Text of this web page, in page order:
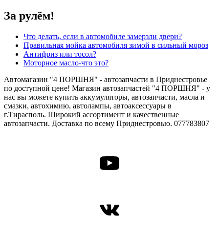
За рулём!
Что делать, если в автомобиле замерзли двери?
Правильная мойка автомобиля зимой в сильный мороз
Антифриз или тосол?
Моторное масло-что это?
Автомагазин "4 ПОРШНЯ" - автозапчасти в Приднестровье
по доступной цене! Магазин автозапчастей "4 ПОРШНЯ" - у
нас вы можете купить аккумуляторы, автозапчасти, масла и
смазки, автохимию, автолампы, автоаксессуары в
г.Тирасполь. Широкий ассортимент и качественные
автозапчасти. Доставка по всему Приднестровью. 077783807
YouTube
ВКонтакте